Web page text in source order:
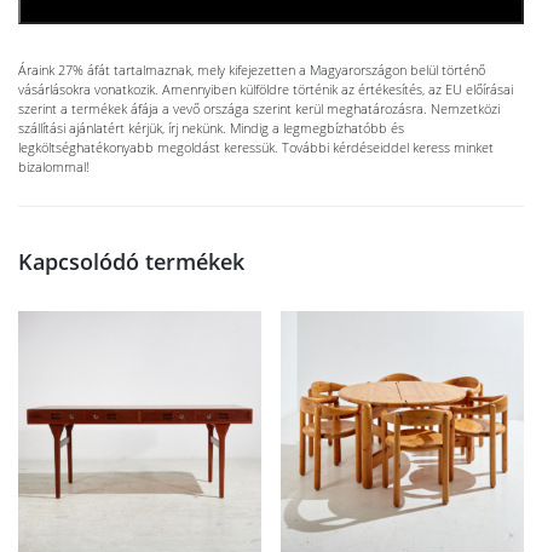
Áraink 27% áfát tartalmaznak, mely kifejezetten a Magyarországon belül történő
vásárlásokra vonatkozik. Amennyiben külföldre történik az értékesítés, az EU előírásai
szerint a termékek áfája a vevő országa szerint kerül meghatározásra. Nemzetközi
szállítási ajánlatért kérjük, írj nekünk. Mindig a legmegbízhatóbb és
legköltséghatékonyabb megoldást keressük. További kérdéseiddel keress minket
bizalommal!
Kapcsolódó termékek